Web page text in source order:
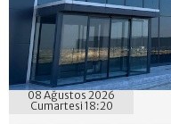
08 Ağustos 2026
Cumartesi 18:20